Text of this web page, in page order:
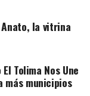
la vitrina
Tolima Nos Une
más municipios